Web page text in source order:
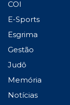
COI
E-Sports
Esgrima
Gestão
Judô
Memória
Notícias